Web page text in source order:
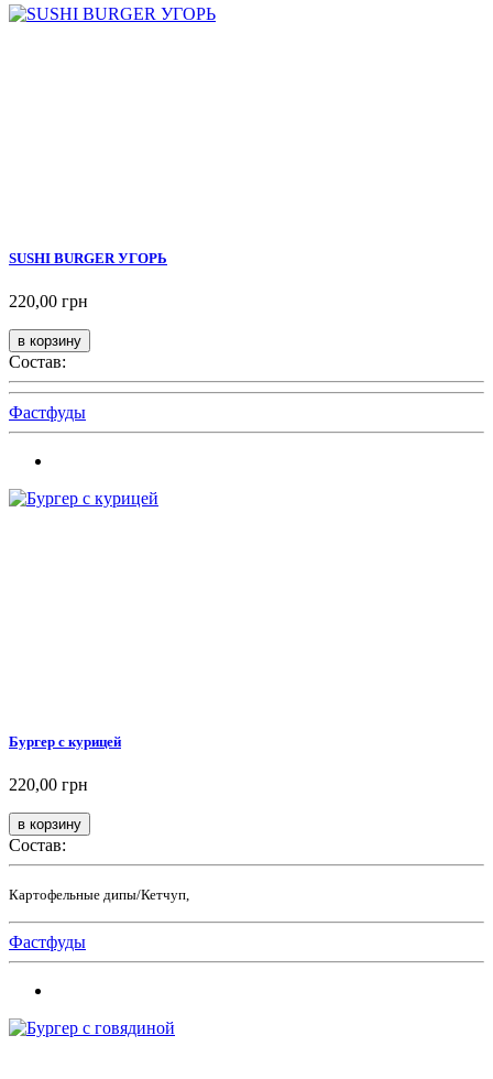
SUSHI BURGER УГОРЬ
220,00 грн
Состав:
Фастфуды
Бургер с курицей
220,00 грн
Состав:
Картофельные дипы/Кетчуп,
Фастфуды